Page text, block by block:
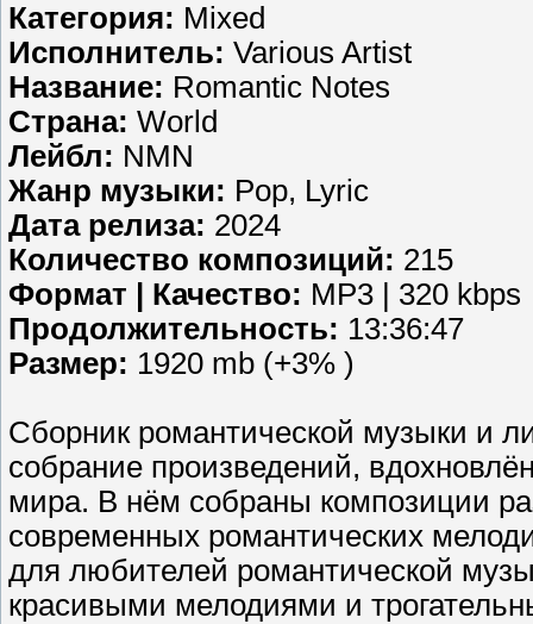
Категория: Mixed
Исполнитель: Various Artist
Название: Romantic Notes
Страна: World
Лейбл: NMN
Жанр музыки: Pop, Lyric
Дата релиза: 2024
Количество композиций: 215
Формат | Качество: MP3 | 320 kbps
Продолжительность: 13:36:47
Размер: 1920 mb (+3% )
Сборник романтической музыки и
собрание произведений,
мира. В нём собраны композиции
современных романтических
для любителей романтической
красивыми мелодиями и